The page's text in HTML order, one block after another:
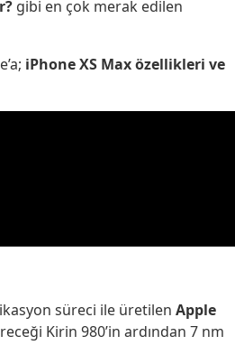
gibi en çok merak edilen
iPhone XS Max özellikleri ve
süreci ile üretilen Apple
Kirin 980’in ardından 7 nm